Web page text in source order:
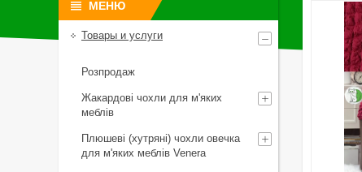
Товары и услуги
Розпродаж
Жакардові чохли для м'яких
меблів
Плюшеві (хутряні) чохли овечка
для м'яких меблів Venera